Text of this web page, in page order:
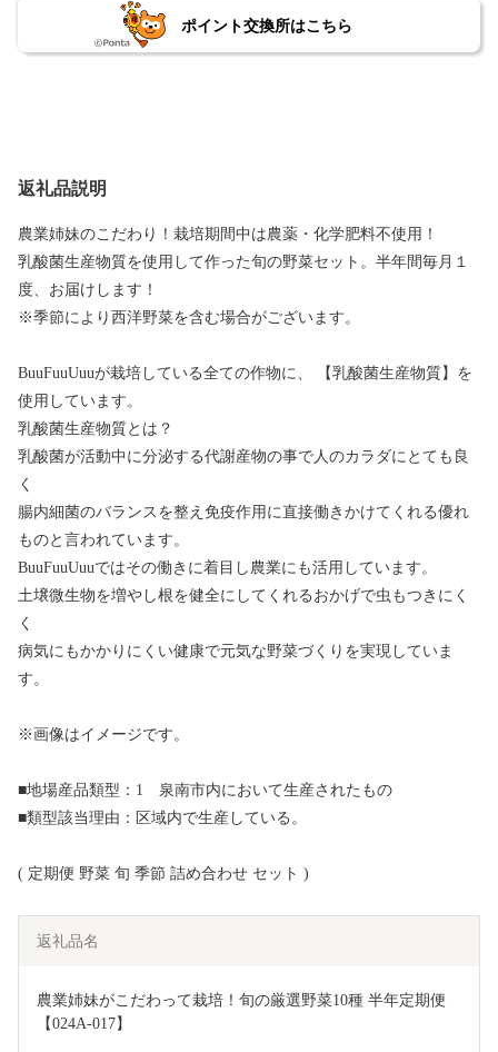
ポイント交換所はこちら
返礼品説明
農業姉妹のこだわり！栽培期間中は農薬・化学肥料不使用！
乳酸菌生産物質を使用して作った旬の野菜セット。半年間毎月１
度、お届けします！
※季節により西洋野菜を含む場合がございます。
BuuFuuUuuが栽培している全ての作物に、 【乳酸菌生産物質】を
使用しています。
乳酸菌生産物質とは？
乳酸菌が活動中に分泌する代謝産物の事で人のカラダにとても良
く
腸内細菌のバランスを整え免疫作用に直接働きかけてくれる優れ
ものと言われています。
BuuFuuUuuではその働きに着目し農業にも活用しています。
土壌微生物を増やし根を健全にしてくれるおかげで虫もつきにく
く
病気にもかかりにくい健康で元気な野菜づくりを実現していま
す。
※画像はイメージです。
■地場産品類型：1 泉南市内において生産されたもの
■類型該当理由：区域内で生産している。
( 定期便 野菜 旬 季節 詰め合わせ セット )
返礼品名
農業姉妹がこだわって栽培！旬の厳選野菜10種 半年定期便
【024A-017】